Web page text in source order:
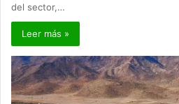
del sector,…
Leer más »